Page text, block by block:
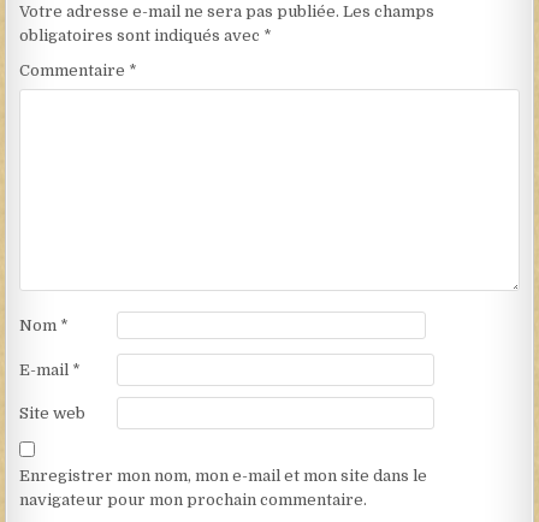
Votre adresse e-mail ne sera pas publiée. Les champs
obligatoires sont indiqués avec *
Commentaire *
Nom *
E-mail *
Site web
Enregistrer mon nom, mon e-mail et mon site dans le
navigateur pour mon prochain commentaire.